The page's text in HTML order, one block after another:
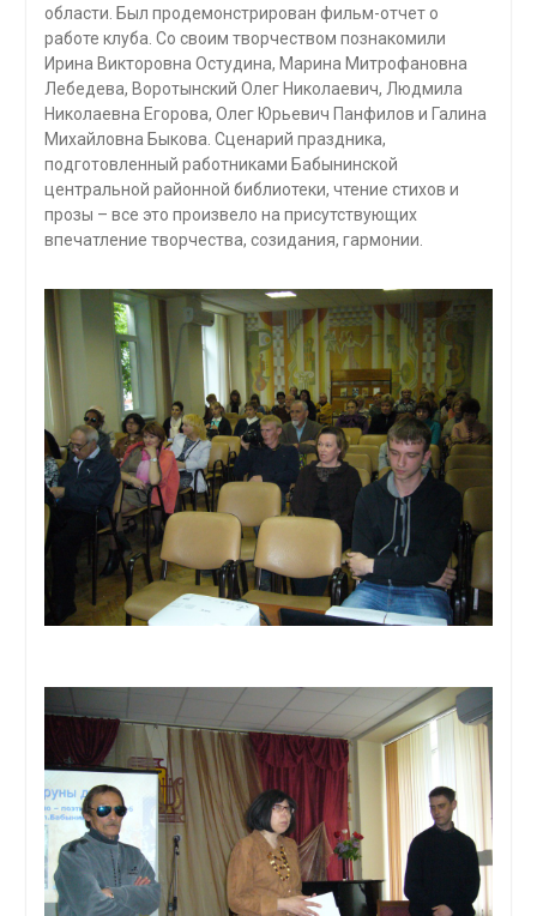
области. Был продемонстрирован фильм-отчет о
работе клуба. Со своим творчеством познакомили
Ирина Викторовна Остудина, Марина Митрофановна
Лебедева, Воротынский Олег Николаевич, Людмила
Николаевна Егорова, Олег Юрьевич Панфилов и Галина
Михайловна Быкова. Сценарий праздника,
подготовленный работниками Бабынинской
центральной районной библиотеки, чтение стихов и
прозы – все это произвело на присутствующих
впечатление творчества, созидания, гармонии.